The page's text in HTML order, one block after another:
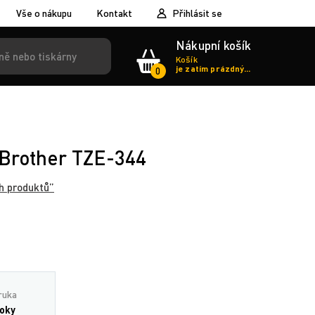
Vše o nákupu Kontakt Přihlásit se
0
Nákupní košík
Košík
je zatím prázdný...
TZE-344
produktů”